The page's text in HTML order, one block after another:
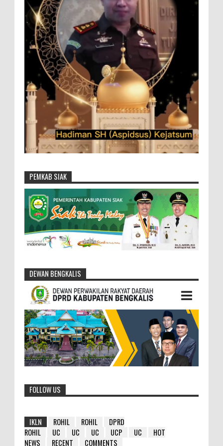
PEMKAB SIAK
DEWAN BENGKALIS
FOLLOW US
IKLN ROHIL ROHIL
DPRD
ROHIL
UC UC UC UCP UC
HOT
NEWS
RECENT COMMENTS